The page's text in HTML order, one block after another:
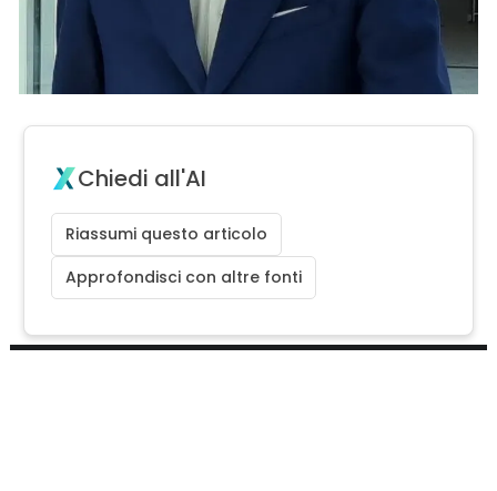
Chiedi all'AI
Riassumi questo articolo
Approfondisci con altre fonti